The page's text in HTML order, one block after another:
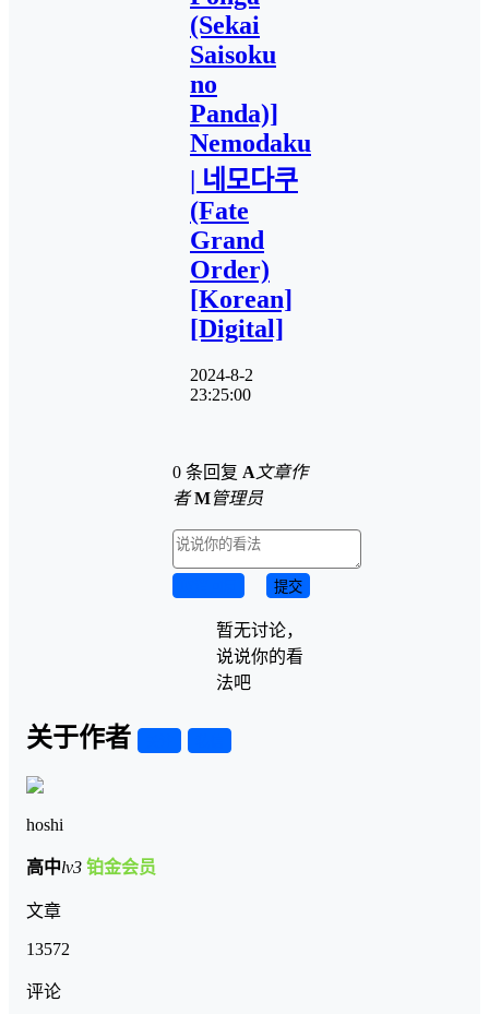
(Sekai
Saisoku
no
Panda)]
Nemodaku
| 네모다쿠
(Fate
Grand
Order)
[Korean]
[Digital]
2024-8-2
23:25:00
0 条回复 A 文章作
者 M管理员
提交
暂无讨论，
说说你的看
法吧
关于作者
hoshi
高中lv3 铂金会员
文章
13572
评论